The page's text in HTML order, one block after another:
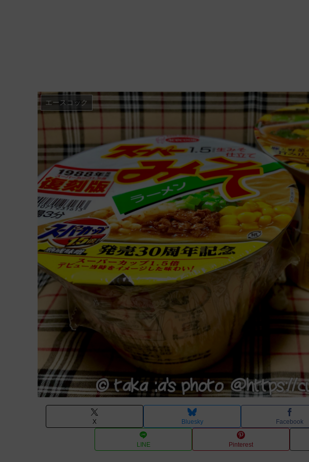
エースコック
X Bluesky Facebook
LINE Pinterest